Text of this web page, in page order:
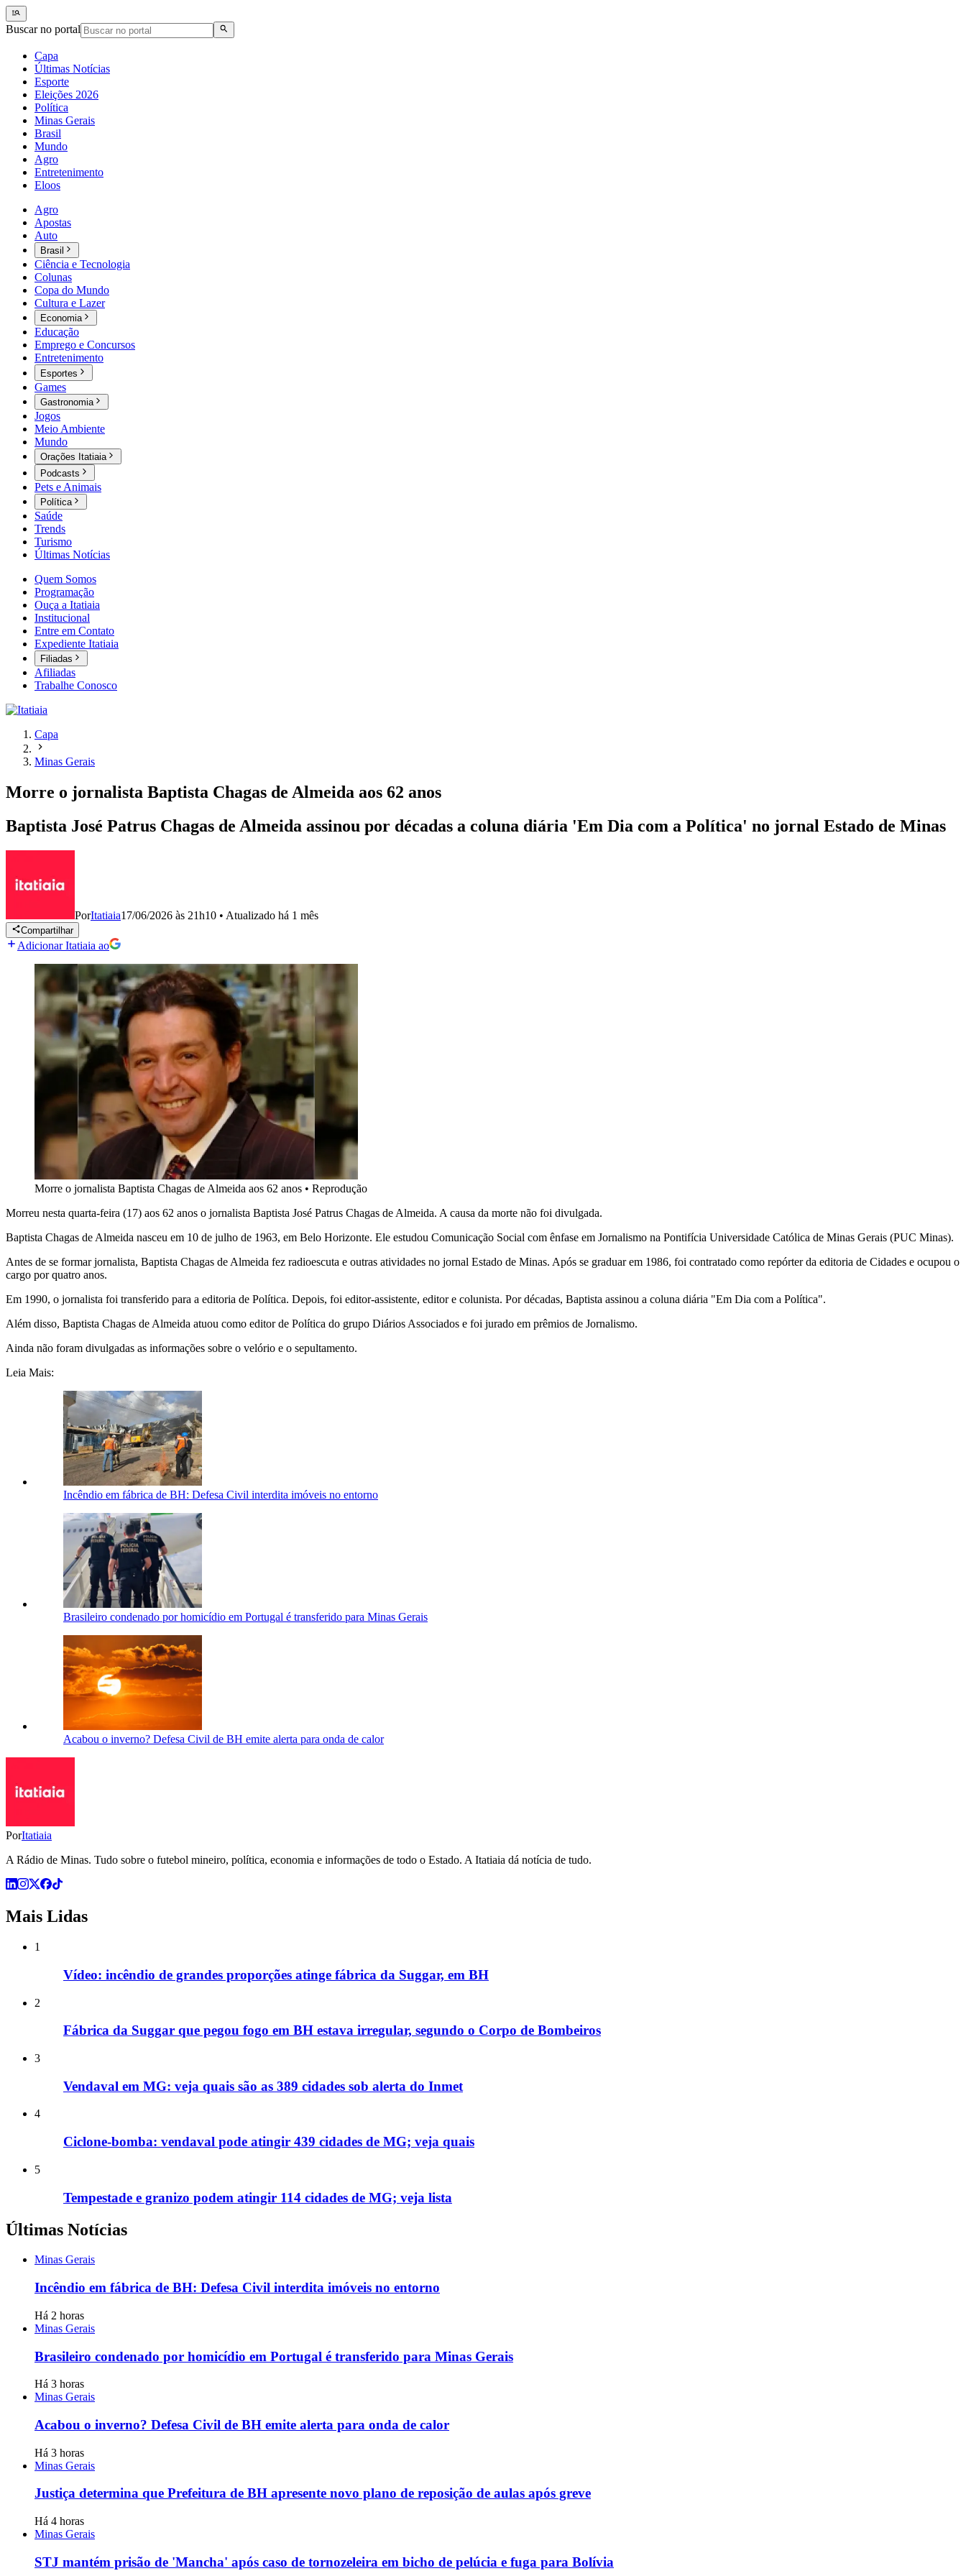
Buscar no portal
Capa
Últimas Notícias
Esporte
Eleições 2026
Política
Minas Gerais
Brasil
Mundo
Agro
Entretenimento
Eloos
Agro
Apostas
Auto
Brasil
Ciência e Tecnologia
Colunas
Copa do Mundo
Cultura e Lazer
Economia
Educação
Emprego e Concursos
Entretenimento
Esportes
Games
Gastronomia
Jogos
Meio Ambiente
Mundo
Orações Itatiaia
Podcasts
Pets e Animais
Política
Saúde
Trends
Turismo
Últimas Notícias
Quem Somos
Programação
Ouça a Itatiaia
Institucional
Entre em Contato
Expediente Itatiaia
Filiadas
Afiliadas
Trabalhe Conosco
Capa
Minas Gerais
Morre o jornalista Baptista Chagas de Almeida aos 62 anos
Baptista José Patrus Chagas de Almeida assinou por décadas a coluna diária 'Em Dia com a Política' no jornal Estado de Minas
PorItatiaia17/06/2026 às 21h10 • Atualizado há 1 mês
Compartilhar
Adicionar Itatiaia ao
Morre o jornalista Baptista Chagas de Almeida aos 62 anos • Reprodução
Morreu nesta quarta-feira (17) aos 62 anos o jornalista Baptista José Patrus Chagas de Almeida. A causa da morte não foi divulgada.
Baptista Chagas de Almeida nasceu em 10 de julho de 1963, em Belo Horizonte. Ele estudou Comunicação Social com ênfase em Jornalismo na Pontifícia Universidade Católica de Minas Gerais (PUC Minas).
Antes de se formar jornalista, Baptista Chagas de Almeida fez radioescuta e outras atividades no jornal Estado de Minas. Após se graduar em 1986, foi contratado como repórter da editoria de Cidades e ocupou o
cargo por quatro anos.
Em 1990, o jornalista foi transferido para a editoria de Política. Depois, foi editor-assistente, editor e colunista. Por décadas, Baptista assinou a coluna diária "Em Dia com a Política".
Além disso, Baptista Chagas de Almeida atuou como editor de Política do grupo Diários Associados e foi jurado em prêmios de Jornalismo.
Ainda não foram divulgadas as informações sobre o velório e o sepultamento.
Leia Mais:
Incêndio em fábrica de BH: Defesa Civil interdita imóveis no entorno
Brasileiro condenado por homicídio em Portugal é transferido para Minas Gerais
Acabou o inverno? Defesa Civil de BH emite alerta para onda de calor
PorItatiaia
A Rádio de Minas. Tudo sobre o futebol mineiro, política, economia e informações de todo o Estado. A Itatiaia dá notícia de tudo.
Mais Lidas
1
Vídeo: incêndio de grandes proporções atinge fábrica da Suggar, em BH
2
Fábrica da Suggar que pegou fogo em BH estava irregular, segundo o Corpo de Bombeiros
3
Vendaval em MG: veja quais são as 389 cidades sob alerta do Inmet
4
Ciclone-bomba: vendaval pode atingir 439 cidades de MG; veja quais
5
Tempestade e granizo podem atingir 114 cidades de MG; veja lista
Últimas Notícias
Minas Gerais
Incêndio em fábrica de BH: Defesa Civil interdita imóveis no entorno
Há 2 horas
Minas Gerais
Brasileiro condenado por homicídio em Portugal é transferido para Minas Gerais
Há 3 horas
Minas Gerais
Acabou o inverno? Defesa Civil de BH emite alerta para onda de calor
Há 3 horas
Minas Gerais
Justiça determina que Prefeitura de BH apresente novo plano de reposição de aulas após greve
Há 4 horas
Minas Gerais
STJ mantém prisão de 'Mancha' após caso de tornozeleira em bicho de pelúcia e fuga para Bolívia